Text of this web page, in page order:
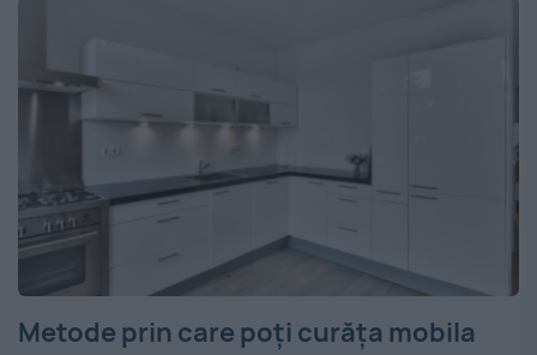
Metode prin care poți curăța mobila